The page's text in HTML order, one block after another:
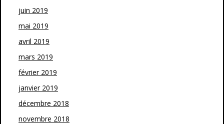
juin 2019
mai 2019
avril 2019
mars 2019
février 2019
janvier 2019
décembre 2018
novembre 2018